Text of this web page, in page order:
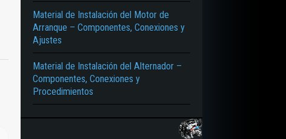
Material de Instalación del Motor de
Arranque – Componentes, Conexiones y
Ajustes
Material de Instalación del Alternador –
Componentes, Conexiones y
Procedimientos